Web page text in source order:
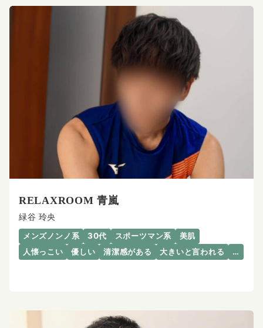
RELAXROOM 青嵐
緑谷 玲央
メンズノンノ系 30代 スポーツマン系
美肌
人懐っこい
優しい 清潔感がある 大きいと言われる …